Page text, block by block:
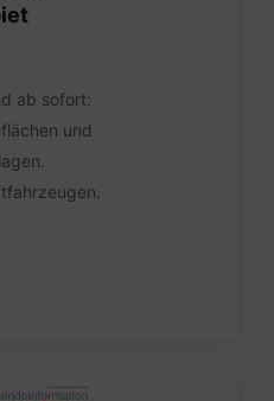
ab sofort:
und